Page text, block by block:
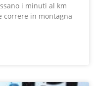
i minuti al km
correre in montagna